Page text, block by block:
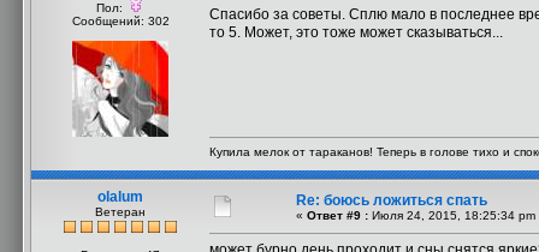
Пол:
Сообщений: 302
Спасибо за советы. Сплю мало в последнее
то 5. Может, это тоже может сказываться...
Купила мелок от тараканов! Теперь в голове тихо и
olalum
Ветеран
Re: боюсь ложиться спать
« Ответ #9 : Июля 24, 2015, 18:25:34 pm